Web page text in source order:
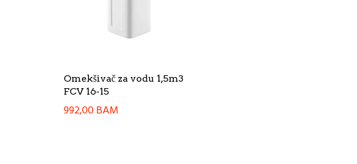
Omekšivač za vodu 1,5m3
FCV 16-15
992,00BAM